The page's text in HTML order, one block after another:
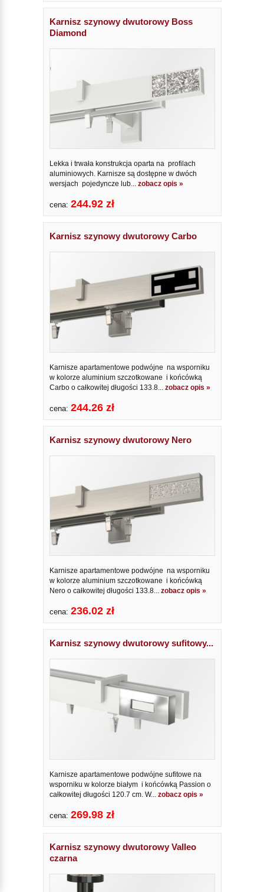
Karnisz szynowy dwutorowy Boss
Diamond
Lekka i trwała konstrukcja oparta na profilach
aluminiowych. Karnisze są dostępne w dwóch
wersjach pojedyncze lub... zobacz opis »
cena: 244.92 zł
Karnisz szynowy dwutorowy Carbo
Karnisze apartamentowe podwójne na wsporniku
w kolorze aluminium szczotkowane i końcówką
Carbo o całkowitej długości 133.8... zobacz opis »
cena: 244.26 zł
Karnisz szynowy dwutorowy Nero
Karnisze apartamentowe podwójne na wsporniku
w kolorze aluminium szczotkowane i końcówką
Nero o całkowitej długości 133.8... zobacz opis »
cena: 236.02 zł
Karnisz szynowy dwutorowy sufitowy...
Karnisze apartamentowe podwójne sufitowe na
wsporniku w kolorze białym i końcówką Passion o
całkowitej długości 120.7 cm. W... zobacz opis »
cena: 269.98 zł
Karnisz szynowy dwutorowy Valleo
czarna